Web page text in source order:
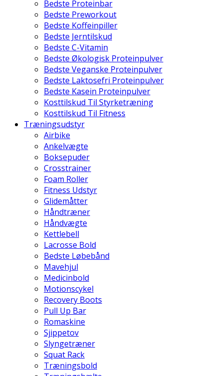
Bedste Proteinbar
Bedste Preworkout
Bedste Koffeinpiller
Bedste Jerntilskud
Bedste C-Vitamin
Bedste Økologisk Proteinpulver
Bedste Veganske Proteinpulver
Bedste Laktosefri Proteinpulver
Bedste Kasein Proteinpulver
Kosttilskud Til Styrketræning
Kosttilskud Til Fitness
Træningsudstyr
Airbike
Ankelvægte
Boksepuder
Crosstrainer
Foam Roller
Fitness Udstyr
Glidemåtter
Håndtræner
Håndvægte
Kettlebell
Lacrosse Bold
Bedste Løbebånd
Mavehjul
Medicinbold
Motionscykel
Recovery Boots
Pull Up Bar
Romaskine
Sjippetov
Slyngetræner
Squat Rack
Træningsbold